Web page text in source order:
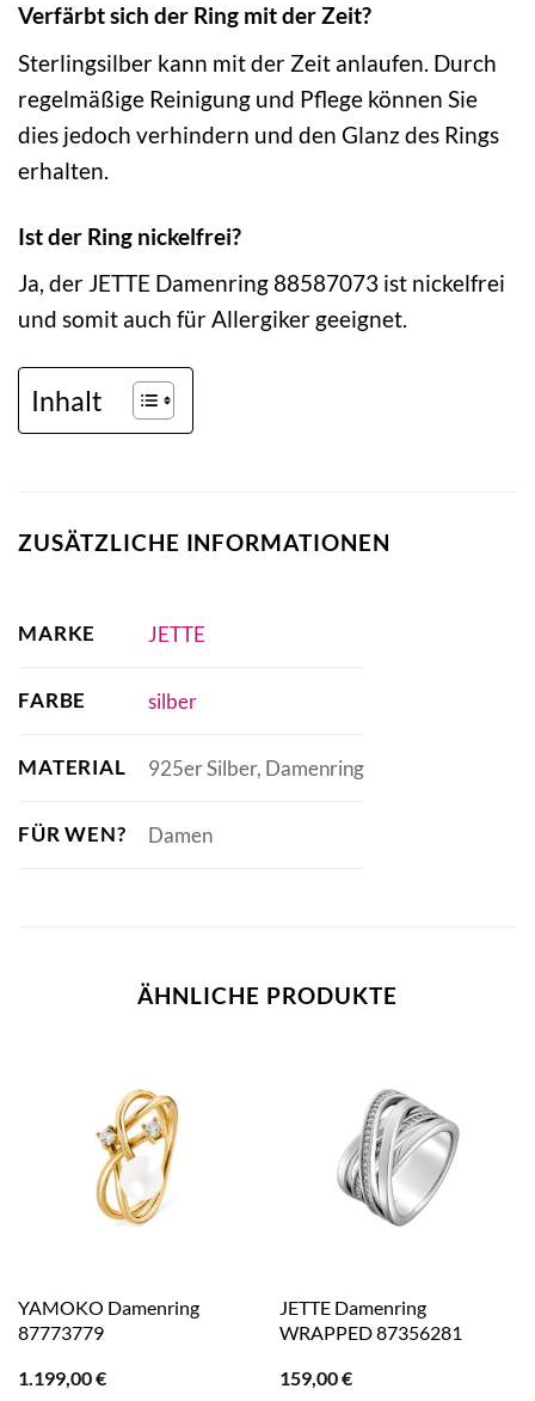
Verfärbt sich der Ring mit der Zeit?
Sterlingsilber kann mit der Zeit anlaufen. Durch
regelmäßige Reinigung und Pflege können Sie
dies jedoch verhindern und den Glanz des Rings
erhalten.
Ist der Ring nickelfrei?
Ja, der JETTE Damenring 88587073 ist nickelfrei
und somit auch für Allergiker geeignet.
Inhalt
ZUSÄTZLICHE INFORMATIONEN
MARKE JETTE
FARBE silber
MATERIAL 925er Silber, Damenring
FÜR WEN? Damen
ÄHNLICHE PRODUKTE
YAMOKO Damenring
87773779
1.199,00€
JETTE Damenring
WRAPPED 87356281
159,00€